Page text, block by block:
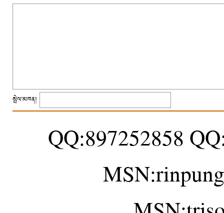
སྤེལ་མཁན།
QQ:897252858